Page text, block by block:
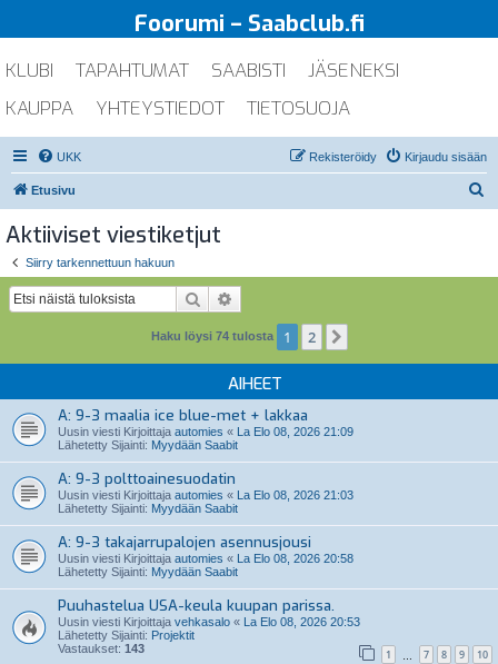
Foorumi – Saabclub.fi
KLUBI TAPAHTUMAT SAABISTI
JÄSENEKSI
KAUPPA
YHTEYSTIEDOT TIETOSUOJA
UKK Kirjaudu sisään
Rekisteröidy
Etusivu
Aktiiviset viestiketjut
Siirry tarkennettuun hakuun
Etsi
Haku löysi 74 tulosta 1 2
AIHEET
A: 9-3 maalia ice blue-met + lakkaa
Uusin viesti Kirjoittaja automies « La Elo 08, 2026 21:09
Lähetetty Sijainti: Myydään Saabit
A: 9-3 polttoainesuodatin
Uusin viesti Kirjoittaja automies « La Elo 08, 2026 21:03
Lähetetty Sijainti: Myydään Saabit
A: 9-3 takajarrupalojen asennusjousi
Uusin viesti Kirjoittaja automies « La Elo 08, 2026 20:58
Lähetetty Sijainti: Myydään Saabit
Puuhastelua USA-keula kuupan parissa.
Uusin viesti Kirjoittaja vehkasalo « La Elo 08, 2026 20:53
Lähetetty Sijainti: Projektit
Vastaukset: 143 1 7 8 9 10